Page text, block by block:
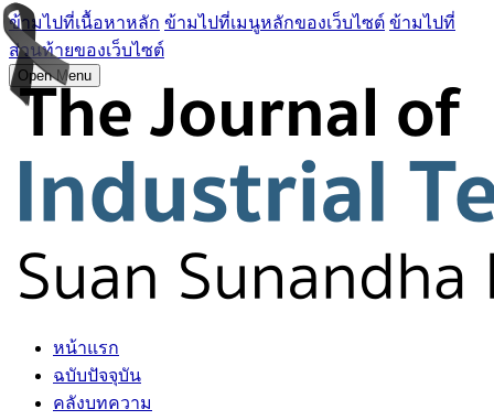
ข้ามไปที่เนื้อหาหลัก ข้ามไปที่เมนูหลักของเว็บไซต์ ข้ามไปที่
ส่วนท้ายของเว็บไซต์
Open Menu
หน้าแรก
ฉบับปัจจุบัน
คลังบทความ